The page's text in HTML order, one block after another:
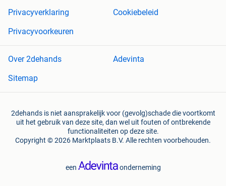
Privacyverklaring
Cookiebeleid
Privacyvoorkeuren
Over 2dehands
Adevinta
Sitemap
2dehands is niet aansprakelijk voor (gevolg)schade die voortkomt
uit het gebruik van deze site, dan wel uit fouten of ontbrekende
functionaliteiten op deze site.
Copyright © 2026 Marktplaats B.V. Alle rechten voorbehouden.
een onderneming